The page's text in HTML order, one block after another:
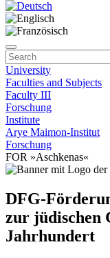
University
Faculties and Subjects
Faculty III
Forschung
Institute
Arye Maimon-Institut
Forschung
FOR »Aschkenas«
DFG-
zur jüdischen
Jahrhundert